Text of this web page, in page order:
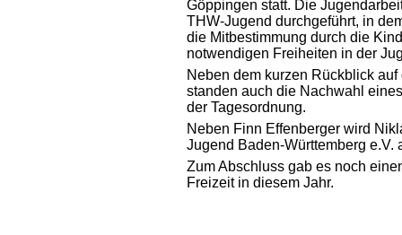
Göppingen statt. Die
THW-Jugend durchgeführt, in
die Mitbestimmung durch die
notwendigen Freiheiten in der
Neben dem kurzen Rückblick
standen auch die Nachwahl
der Tagesordnung.
Neben Finn Effenberger wird
Jugend Baden-Württemberg
Zum Abschluss gab es noch
Freizeit in diesem Jahr.